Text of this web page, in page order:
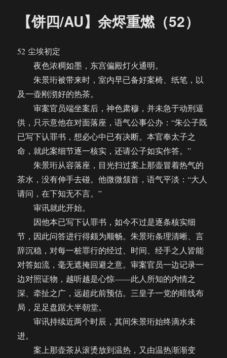
烬
重
【饼四/AU】余烬重燃（52）
52 尘埃初定
夜色浓稠如墨，东宫偏殿灯火通明。
朱景珩被带来时，室内早已备好案椅、纸笔，以
及一壶刚沏好的热茶。
审案官员端坐案后，神色肃穆，并未急于动刑逼
供，只示意他在对面落座，语气公事公办：“朱公子既
已写下认罪书，想必心中已有决断。本官奉太子之
命，就此案细节逐一核实，还请公子如实作答。”
朱景珩从容落座，目光扫过案上那壶冒着热气的
茶水，没有伸手去碰。他微微颔首，语气平淡：“大人
请问，在下知无不言。”
审讯就此开始。
因他本已写下认罪书，如今不过是逐条核实细
节，因此问答进行得颇为顺畅。朱景珩条理清晰、言
辞沉稳，对每一桩罪行的经过、时间、经手之人皆能
对答如流，毫无遮掩回避之意。审案官员一边记录一
边对照证物，越听越是心惊——此人所知的内情之
深、牵扯之广，远超此前预估。三皇子一党的暗线布
局，足足盘踞大半朝堂。
审讯持续近两个时辰，其间朱景珩始终滴水未
进。
案上那壶茶从滚烫放到温热，又由温热渐渐变